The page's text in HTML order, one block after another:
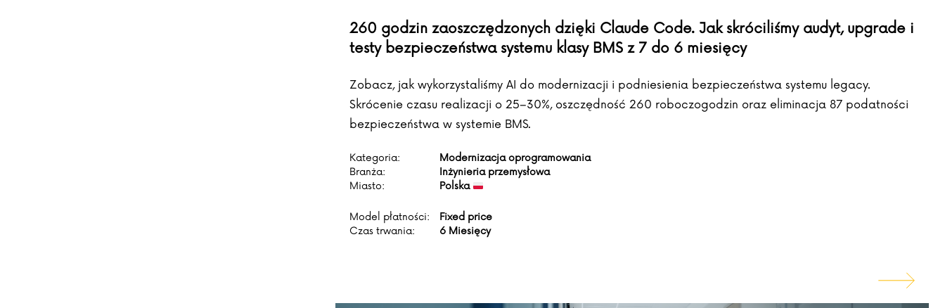
260 godzin zaoszczędzonych dzięki Claude Code. Jak skróciliśmy audyt, upgrade i
testy bezpieczeństwa systemu klasy BMS z 7 do 6 miesięcy
Zobacz, jak wykorzystaliśmy AI do modernizacji i podniesienia bezpieczeństwa systemu legacy.
Skrócenie czasu realizacji o 25–30%, oszczędność 260 roboczogodzin oraz eliminacja 87 podatności
bezpieczeństwa w systemie BMS.
Kategoria:
Modernizacja oprogramowania
Branża:
Inżynieria przemysłowa
Miasto:
Polska
Model płatności:
Fixed price
Czas trwania:
6 Miesięcy